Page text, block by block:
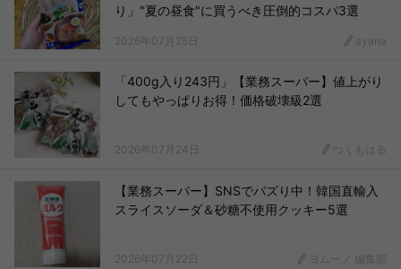
り」"夏の昼食"に買うべき圧倒的コスパ3選
2026年07月25日 ayana
「400g入り243円」【業務スーパー】値上がり
してもやっぱりお得！価格破壊級2選
2026年07月24日 つくもはる
【業務スーパー】SNSでバズり中！韓国直輸入
スライスソーダ＆砂糖不使用クッキー5選
2026年07月22日 ヨムーノ 編集部